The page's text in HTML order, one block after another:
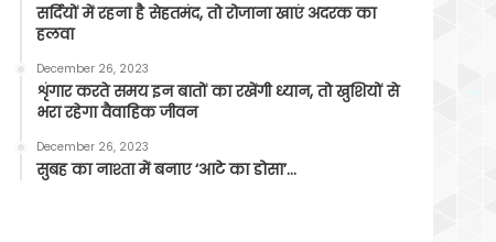
सर्दियों में रहना है सेहतमंद, तो रोजाना खाएं अदरक का
हलवा
December 26, 2023
शृंगार करते समय इन बातों का रखेंगी ध्यान, तो खुशियों से
भरा रहेगा वैवाहिक जीवन
December 26, 2023
सुबह का नाश्ता में बनाए ‘आटे का डोसा’…